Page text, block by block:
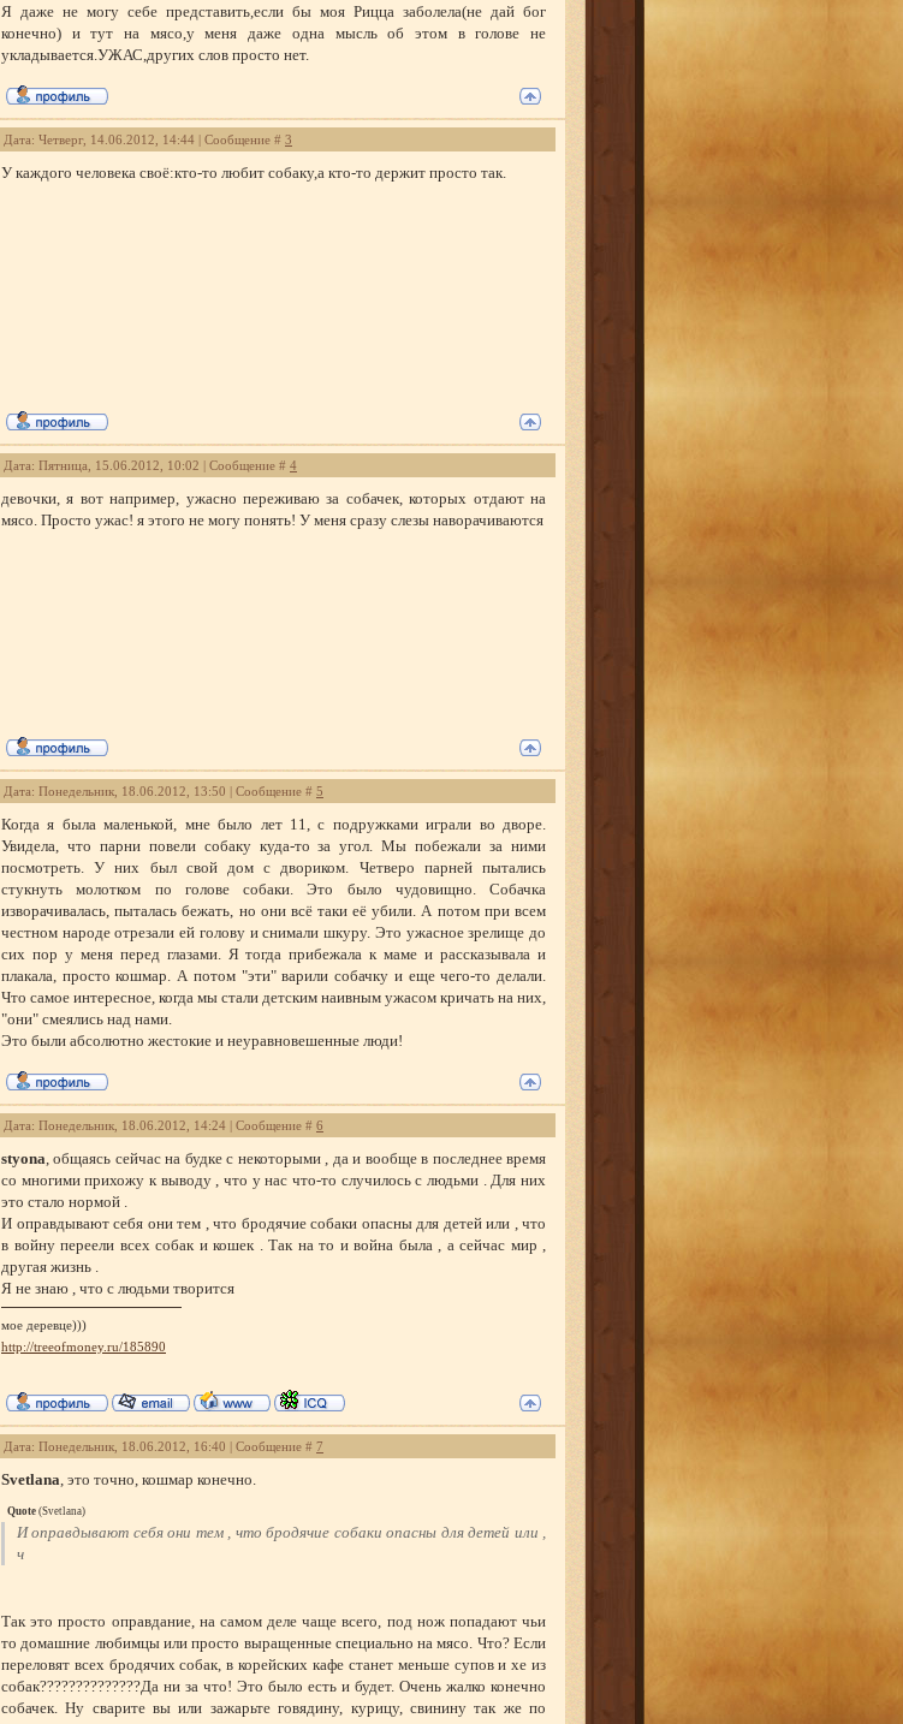
Я даже не могу себе представить,если бы моя Рицца заболела(не дай бог
конечно) и тут на мясо,у меня даже одна мысль об этом в голове не
укладывается.УЖАС,других слов просто нет.
Дата: Четверг, 14.06.2012, 14:44 | Сообщение # 3
У каждого человека своё:кто-то любит собаку,а кто-то держит просто так.
Дата: Пятница, 15.06.2012, 10:02 | Сообщение # 4
девочки, я вот например, ужасно переживаю за собачек, которых отдают на
мясо. Просто ужас! я этого не могу понять! У меня сразу слезы наворачиваются
Дата: Понедельник, 18.06.2012, 13:50 | Сообщение # 5
Когда я была маленькой, мне было лет 11, с подружками играли во дворе.
Увидела, что парни повели собаку куда-то за угол. Мы побежали за ними
посмотреть. У них был свой дом с двориком. Четверо парней пытались
стукнуть молотком по голове собаки. Это было чудовищно. Собачка
изворачивалась, пыталась бежать, но они всё таки её убили. А потом при всем
честном народе отрезали ей голову и снимали шкуру. Это ужасное зрелище до
сих пор у меня перед глазами. Я тогда прибежала к маме и рассказывала и
плакала, просто кошмар. А потом "эти" варили собачку и еще чего-то делали.
Что самое интересное, когда мы стали детским наивным ужасом кричать на них,
"они" смеялись над нами.
Это были абсолютно жестокие и неуравновешенные люди!
Дата: Понедельник, 18.06.2012, 14:24 | Сообщение # 6
styona, общаясь сейчас на будке с некоторыми , да и вообще в последнее время
со многими прихожу к выводу , что у нас что-то случилось с людьми . Для них
это стало нормой .
И оправдывают себя они тем , что бродячие собаки опасны для детей или , что
в войну переели всех собак и кошек . Так на то и война была , а сейчас мир ,
другая жизнь .
Я не знаю , что с людьми творится
мое деревце)))
http://treeofmoney.ru/185890
Дата: Понедельник, 18.06.2012, 16:40 | Сообщение # 7
Svetlana, это точно, кошмар конечно.
Quote (Svetlana)
И оправдывают себя они тем , что бродячие собаки опасны для детей или ,
ч
Так это просто оправдание, на самом деле чаще всего, под нож попадают чьи
то домашние любимцы или просто выращенные специально на мясо. Что? Если
переловят всех бродячих собак, в корейских кафе станет меньше супов и хе из
собак??????????????Да ни за что! Это было есть и будет. Очень жалко конечно
собачек. Ну сварите вы или зажарьте говядину, курицу, свинину так же по